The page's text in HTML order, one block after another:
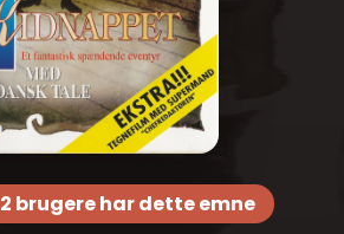
2 brugere har dette emne